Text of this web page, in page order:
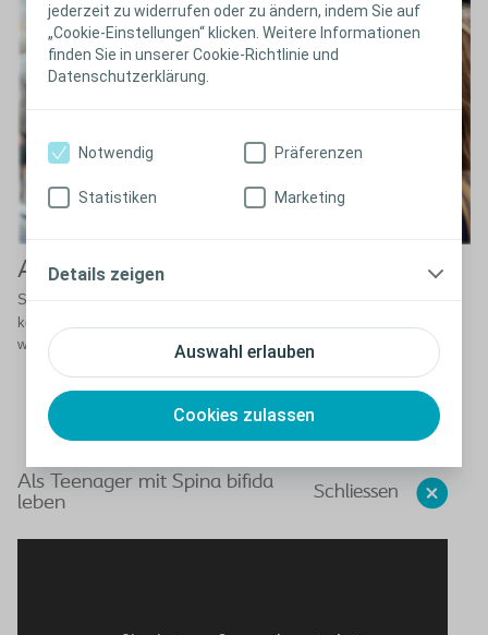
jederzeit zu widerrufen oder zu ändern, indem Sie auf
„Cookie-Einstellungen“ klicken. Weitere Informationen
finden Sie in unserer Cookie-Richtlinie und
Datenschutzerklärung.
Auswahl erlauben
Cookies zulassen
Notwendig Präferenzen
Statistiken Marketing
Details zeigen
Als Teenager mit Spina bifida leben
Seit Frederikke Peristeen
konzentrieren, ein Teenager zu sein. Jetzt kann sie alles das machen,
was auch andere junge Leute gern machen.
Schliessen
Als Teenager mit Spina bifida
leben